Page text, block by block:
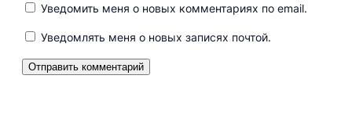
Уведомить меня о новых комментариях по email.
Уведомлять меня о новых записях почтой.